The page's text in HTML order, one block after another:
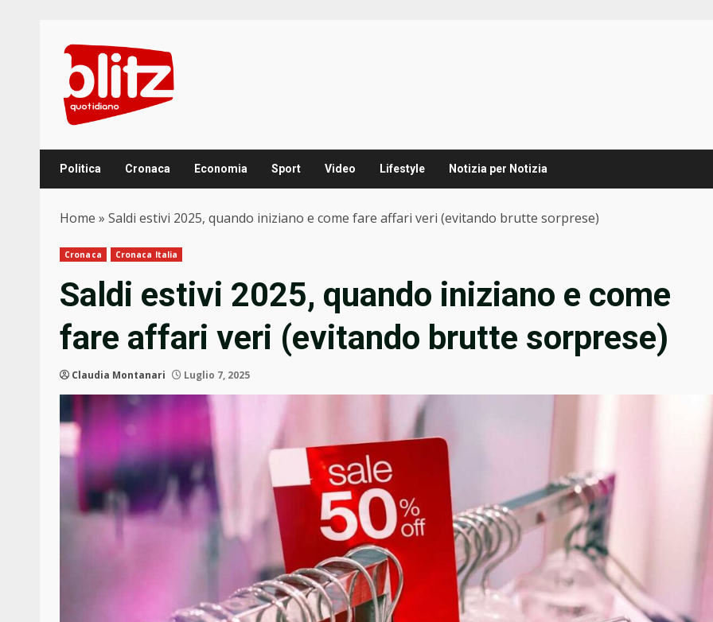
content
Politica Cronaca Economia Sport Video Lifestyle Notizia per Notizia
Home » Saldi estivi 2025, quando iniziano e come fare affari veri (evitando brutte sorprese)
Cronaca Cronaca Italia
Saldi estivi 2025, quando iniziano e come
fare affari veri (evitando brutte sorprese)
Claudia Montanari Luglio 7, 2025